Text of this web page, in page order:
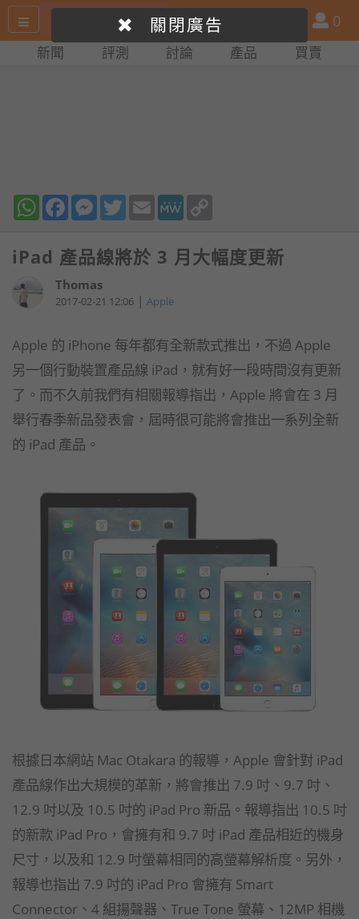
尋
產
品
比
會
員
0
新聞 評測 討論 產品 買賣
WhatsAppFacebookMessenger
TwitterEmail MeWe
iPad 產品線將於 3 月大幅度更新
Thomas
2017-02-21 12:06 | Apple
Apple 的 iPhone 每年都有全新款式推出，不過 Apple
另一個行動裝置產品線 iPad，就有好一段時間沒有更新
了。而不久前我們有相關報導指出，Apple 將會在 3 月
舉行春季新品發表會，屆時很可能將會推出一系列全新
的 iPad 產品。
根據日本網站 Mac Otakara 的報導，Apple 會針對 iPad
產品線作出大規模的革新，將會推出 7.9 吋、9.7 吋、
12.9 吋以及 10.5 吋的 iPad Pro 新品。報導指出 10.5 吋
的新款 iPad Pro，會擁有和 9.7 吋 iPad 產品相近的機身
尺寸，以及和 12.9 吋螢幕相同的高螢幕解析度。另外，
報導也指出 7.9 吋的 iPad Pro 會擁有 Smart
Connector、4 組揚聲器、True Tone 螢幕、12MP 相機
關閉廣告